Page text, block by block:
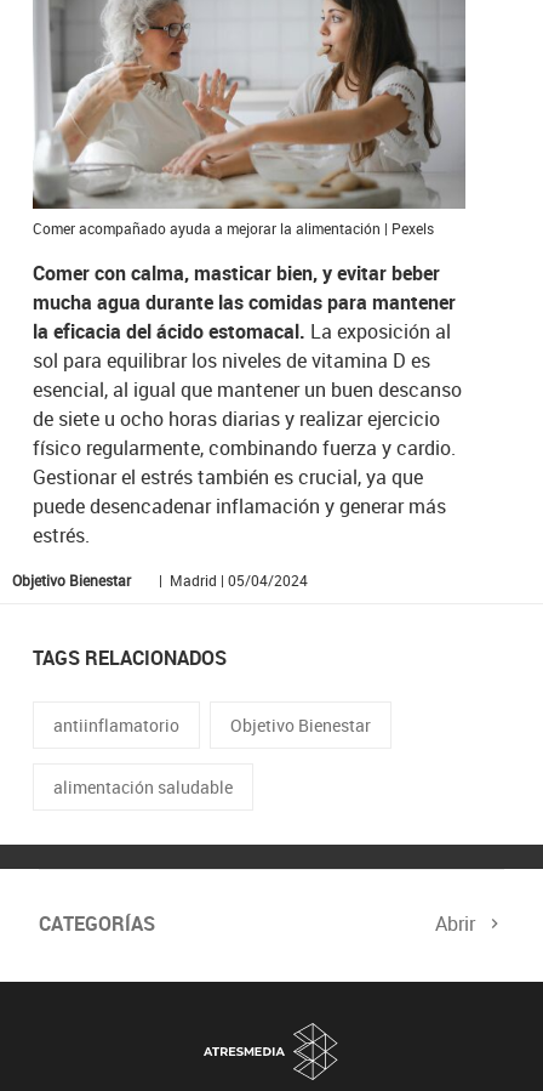
Comer acompañado ayuda a mejorar la alimentación | Pexels
Comer con calma, masticar bien, y evitar beber
mucha agua durante las comidas para mantener
la eficacia del ácido estomacal. La exposición al
sol para equilibrar los niveles de vitamina D es
esencial, al igual que mantener un buen descanso
de siete u ocho horas diarias y realizar ejercicio
físico regularmente, combinando fuerza y cardio.
Gestionar el estrés también es crucial, ya que
puede desencadenar inflamación y generar más
estrés.
Objetivo Bienestar | Madrid | 05/04/2024
TAGS RELACIONADOS
antiinflamatorio Objetivo Bienestar
alimentación saludable
CATEGORÍAS Abrir